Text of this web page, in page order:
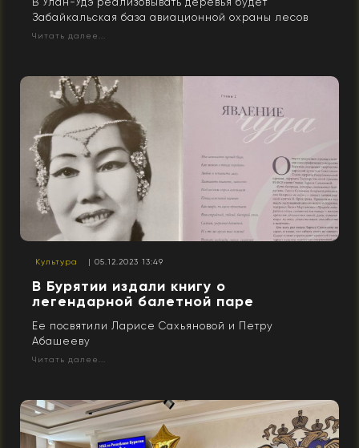
Забайкальская база авиационной охраны лесов
Читать далее...
Культура | 05.12.2023 13:49
В Бурятии издали книгу о
легендарной балетной паре
Ее посвятили Ларисе Сахьяновой и Петру
Абашееву
Читать далее...